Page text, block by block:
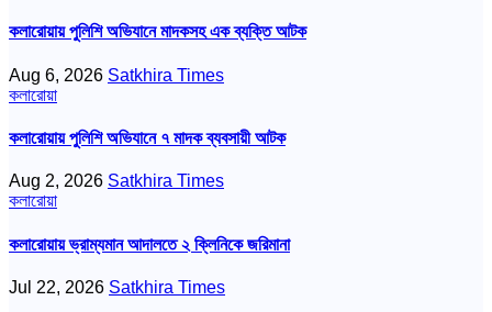
কলারোয়ায় পুলিশি অভিযানে মাদকসহ এক ব্যক্তি আটক
Aug 6, 2026 Satkhira Times
কলারোয়া
কলারোয়ায় পুলিশি অভিযানে ৭ মাদক ব্যবসায়ী আটক
Aug 2, 2026 Satkhira Times
কলারোয়া
কলারোয়ায় ভ্রাম্যমান আদালতে ২ ক্লিনিকে জরিমানা
Jul 22, 2026 Satkhira Times